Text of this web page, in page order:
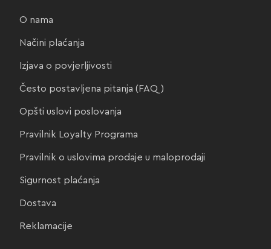
O nama
Načini plaćanja
Izjava o povjerljivosti
Često postavljena pitanja (FAQ)
Opšti uslovi poslovanja
Pravilnik Loyalty Programa
Pravilnik o uslovima prodaje u maloprodaji
Sigurnost plaćanja
Dostava
Reklamacije